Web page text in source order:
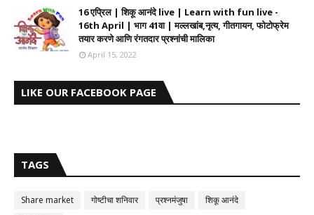
16 एप्रिल | शिकू आनंदे live | Learn with fun live -
16th April | भाग 41वा | मल्लखांब,नृत्य, गीतगायन, फोटोफ्रेम
तयार करणे आणि रंगतदार प्रश्नांची मालिका
April 15, 2022
LIKE OUR FACEBOOK PAGE
TAGS
Share market गोष्टीचा शनिवार प्रश्नमंजुषा
शिकू आनंदे